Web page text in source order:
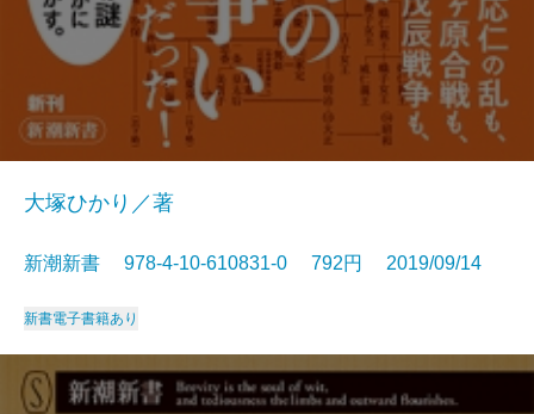
大塚ひかり／著
新潮新書 978-4-10-610831-0 792円 2019/09/14
新書電子書籍あり